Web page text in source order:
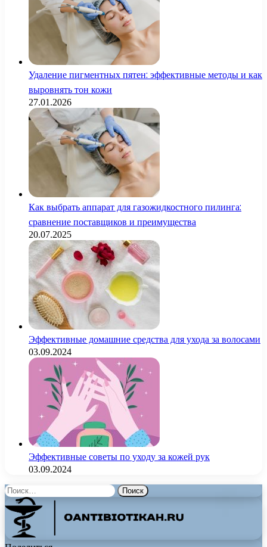
Удаление пигментных пятен: эффективные методы и как
выровнять тон кожи
27.01.2026
Как выбрать аппарат для газожидкостного пилинга:
сравнение поставщиков и преимущества
20.07.2025
Эффективные домашние средства для ухода за волосами
03.09.2024
Эффективные советы по уходу за кожей рук
03.09.2024
Найти: